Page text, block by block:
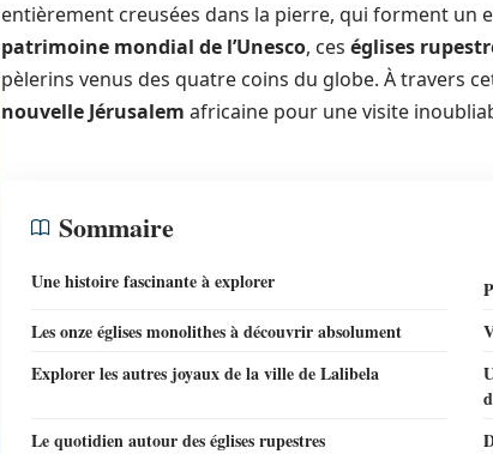
entièrement creusées dans la pierre, qui forment un
patrimoine mondial de l’Unesco, ces églises
pèlerins venus des quatre coins du globe. À travers
nouvelle Jérusalem africaine pour une visite
Sommaire
Une histoire fascinante à explorer
Les onze églises monolithes à découvrir absolument
Explorer les autres joyaux de la ville de Lalibela
Le quotidien autour des églises rupestres